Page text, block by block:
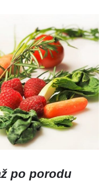
po porodu